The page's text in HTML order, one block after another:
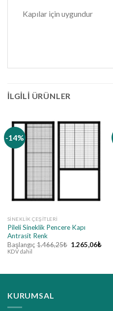
Kapılar için uygundur
İLGILI ÜRÜNLER
-14%
SINEKLIK ÇEŞITLERI
Pileli Sineklik Pencere Kapı
Antrasit Renk
Başlangıç 1.466,25₺ Orijinal
1.265,06₺Şu
KDV dahil
KURUMSAL